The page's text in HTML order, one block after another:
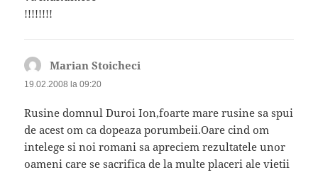
!!!!!!!!
Marian Stoicheci
19.02.2008 la 09:20
Rusine domnul Duroi Ion,foarte mare rusine sa spui
de acest om ca dopeaza porumbeii.Oare cind om
intelege si noi romani sa apreciem rezultatele unor
oameni care se sacrifica de la multe placeri ale vietii